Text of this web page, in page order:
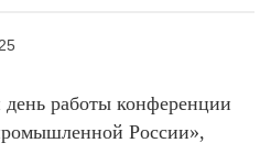
работы конференции
России»,